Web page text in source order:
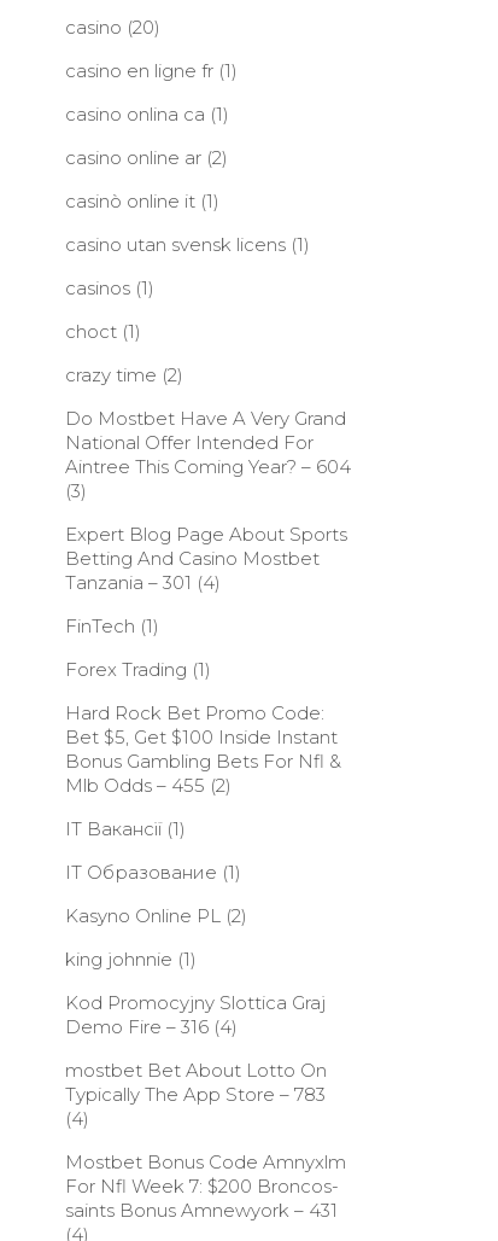
casino (20)
casino en ligne fr(1)
casino onlina ca (1)
casino online ar(2)
casinò online it(1)
casino utan svensk licens(1)
casinos(1)
choct(1)
crazy time (2)
Do Mostbet Have A Very Grand
National Offer Intended For
Aintree This Coming Year? – 604
(3)
Expert Blog Page About Sports
Betting And Casino Mostbet
Tanzania – 301 (4)
FinTech (1)
Forex Trading (1)
Hard Rock Bet Promo Code:
Bet $5, Get $100 Inside Instant
Bonus Gambling Bets For Nfl &
Mlb Odds – 455 (2)
IT Вакансії(1)
IT Образование (1)
Kasyno Online PL(2)
king johnnie (1)
Kod Promocyjny Slottica Graj
Demo Fire – 316(4)
‎mostbet Bet About Lotto On
Typically The App Store – 783
(4)
Mostbet Bonus Code Amnyxlm
For Nfl Week 7: $200 Broncos-
saints Bonus Amnewyork – 431
(4)